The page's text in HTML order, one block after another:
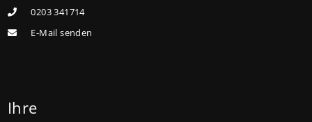
Euro, für Familien mit zwei Kindern auf 160.000 Euro
(vorher: 125.000 Euro) und für Familien mit drei und
0203 341714
E-Mail senden
Ihre